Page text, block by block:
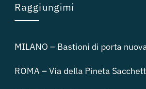
Raggiungimi
MILANO – Bastioni di porta
ROMA – Via della Pineta